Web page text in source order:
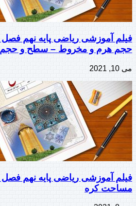
حجم هرم و مخروط – سطح و حجم
می 10, 2021
مساحت کره